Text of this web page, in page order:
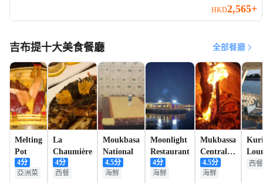
HKD2,565+
吉布提十大美食餐廳 全部餐廳
Melting
Pot
4分
亞洲菜
La
Chaumière
4分
西餐
Moukbasa
National
4.5分
海鮮
Moonlight
Restaurant
4分
海鮮
Mukbassa
Central
Chez
Youssouf
4.5分
海鮮
西餐